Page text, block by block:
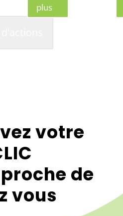
plus
votre
de
vous